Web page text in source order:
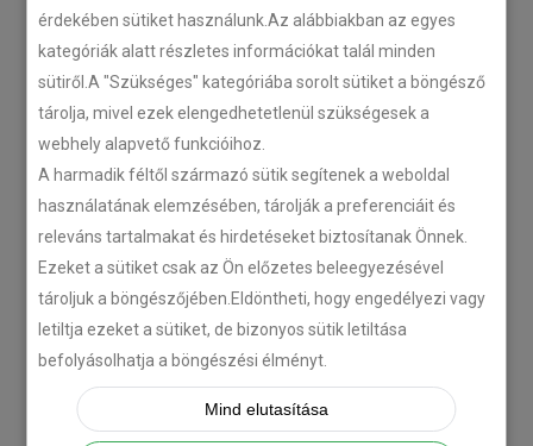
érdekében sütiket használunk.Az alábbiakban az egyes
kategóriák alatt részletes információkat talál minden
sütiről.A "Szükséges" kategóriába sorolt sütiket a böngésző
tárolja, mivel ezek elengedhetetlenül szükségesek a
webhely alapvető funkcióihoz.
A harmadik féltől származó sütik segítenek a weboldal
használatának elemzésében, tárolják a preferenciáit és
releváns tartalmakat és hirdetéseket biztosítanak Önnek.
Ezeket a sütiket csak az Ön előzetes beleegyezésével
tároljuk a böngészőjében.Eldöntheti, hogy engedélyezi vagy
letiltja ezeket a sütiket, de bizonyos sütik letiltása
befolyásolhatja a böngészési élményt.
Mind elutasítása
Plug’n’Play tempomat ISUZU
N-szériás teherautókhoz
2018-07-26
Isuzu D-MAX 2006 –
2018-06-12
Citroën C-Zero tempomat
beszerelés
2018-02-14